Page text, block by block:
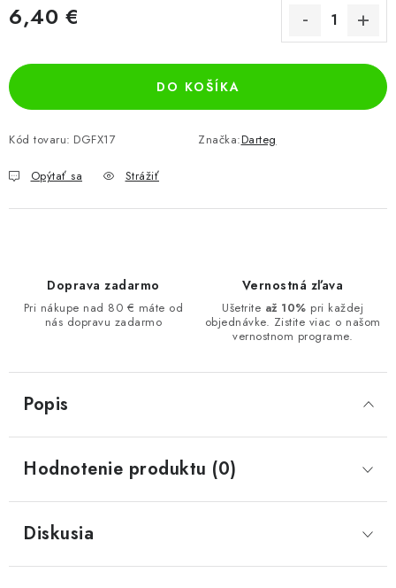
6,40 €
DO KOŠÍKA
Kód tovaru: DGFX17 Značka:Darteg
Opýtať sa Strážiť
Doprava zadarmo
Pri nákupe nad 80 € máte od
nás dopravu zadarmo
Vernostná zľava
Ušetrite až 10% pri každej
objednávke. Zistite viac o našom
vernostnom programe.
Popis
Hodnotenie produktu (0)
Diskusia